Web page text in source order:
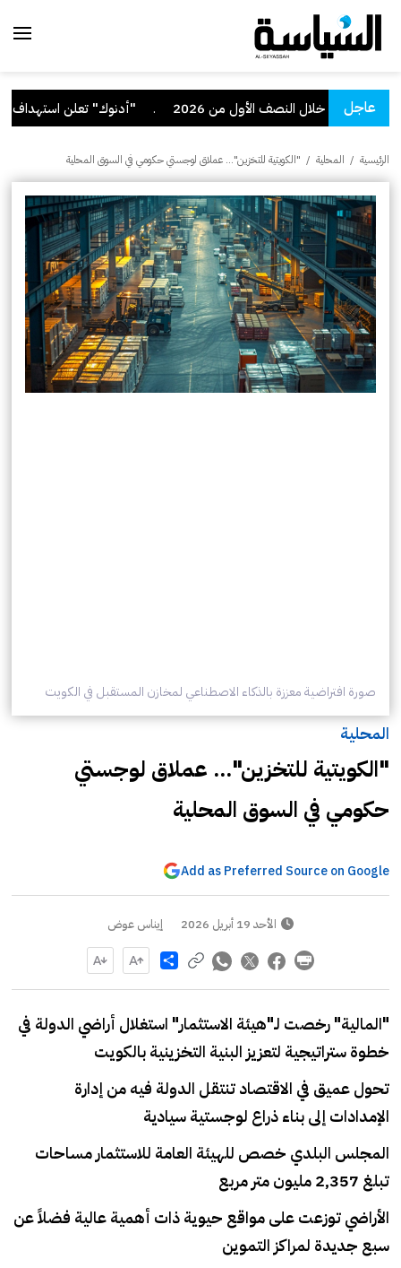
عاجل . "أدنوك" تعلن استهداف سفينة
الرئيسية / المحلية / "الكويتية للتخزين"... عملاق لوجستي حكومي في السوق المحلية
صورة افتراضية معززة بالذكاء الاصطناعي لمخازن المستقبل في الكويت
المحلية
"الكويتية للتخزين"... عملاق لوجستي
حكومي في السوق المحلية
Add as Preferred Source on Google
الأحد 19 أبريل 2026 إيناس عوض
Share
"المالية" رخصت لـ"هيئة الاستثمار" استغلال أراضي الدولة في
خطوة ستراتيجية لتعزيز البنية التخزينية بالكويت
تحول عميق في الاقتصاد تنتقل الدولة فيه من إدارة
الإمدادات إلى بناء ذراع لوجستية سيادية
المجلس البلدي خصص للهيئة العامة للاستثمار مساحات
تبلغ 2٫357 مليون متر مربع
الأراضي توزعت على مواقع حيوية ذات أهمية عالية فضلاً عن
سبع جديدة لمراكز التموين